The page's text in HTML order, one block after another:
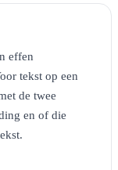
effen
tekst op een
de twee
en of die